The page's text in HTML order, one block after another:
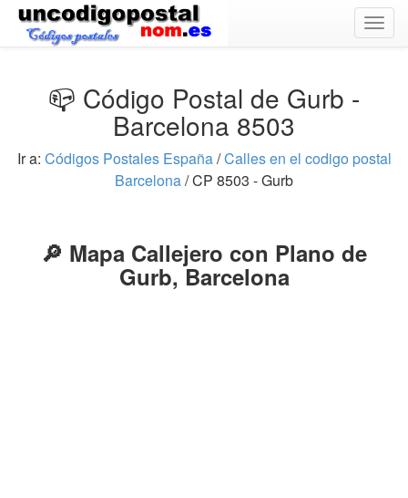
📪 Código Postal de Gurb -
Barcelona 8503
Ir a: Códigos Postales España/Calles en el codigo postal
Barcelona/ CP 8503 - Gurb
🔎 Mapa Callejero con Plano de
Gurb, Barcelona